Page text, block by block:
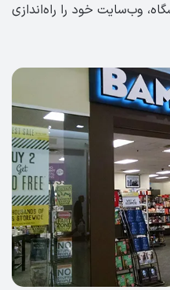
۱۹۹۸ این فروشگاه، وب‌سایت خود را راه‌اندازی